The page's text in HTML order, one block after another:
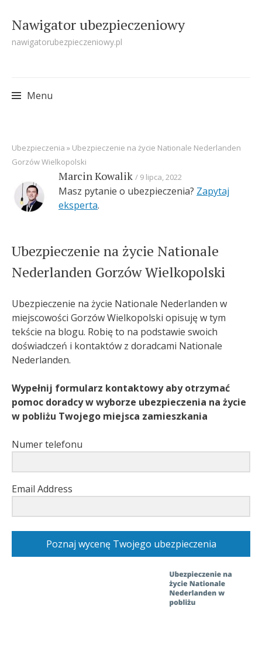
Nawigator ubezpieczeniowy
nawigatorubezpieczeniowy.pl
Menu
to
Ubezpieczenia » Ubezpieczenie na życie Nationale Nederlanden
Gorzów Wielkopolski
Marcin Kowalik 9 lipca, 2022
Masz pytanie o ubezpieczenia? Zapytaj
eksperta.
Ubezpieczenie na życie Nationale
Nederlanden Gorzów Wielkopolski
Ubezpieczenie na życie Nationale Nederlanden w
miejscowości Gorzów Wielkopolski opisuję w tym
tekście na blogu. Robię to na podstawie swoich
doświadczeń i kontaktów z doradcami Nationale
Nederlanden.
Wypełnij formularz kontaktowy aby otrzymać
pomoc doradcy w wyborze ubezpieczenia na życie
w pobliżu Twojego miejsca zamieszkania
Numer telefonu
Email Address
Poznaj wycenę Twojego ubezpieczenia